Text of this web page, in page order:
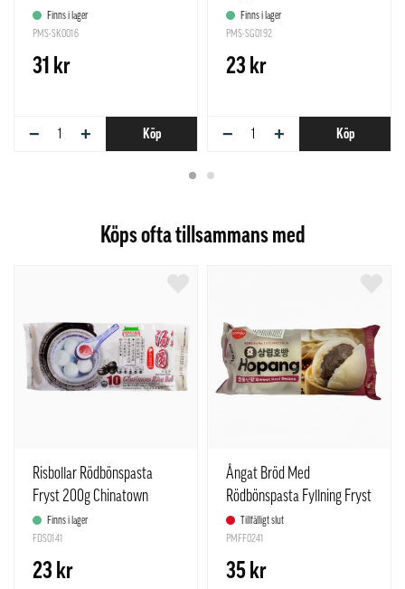
Finns i lager
PMS-SK0016
31 kr
− + Köp
Finns i lager
PMS-SG0192
23 kr
− + Köp
Köps ofta tillsammans med
Risbollar Rödbönspasta
Fryst 200g Chinatown
Singapore
Finns i lager
FDS0141
23 kr
Ångat Bröd Med
Rödbönspasta Fyllning Fryst
255g Samlip Korea
Tillfälligt slut
PMFF0241
35 kr